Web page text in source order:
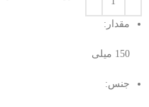
مقدار:
150 میلی‌
جنس: